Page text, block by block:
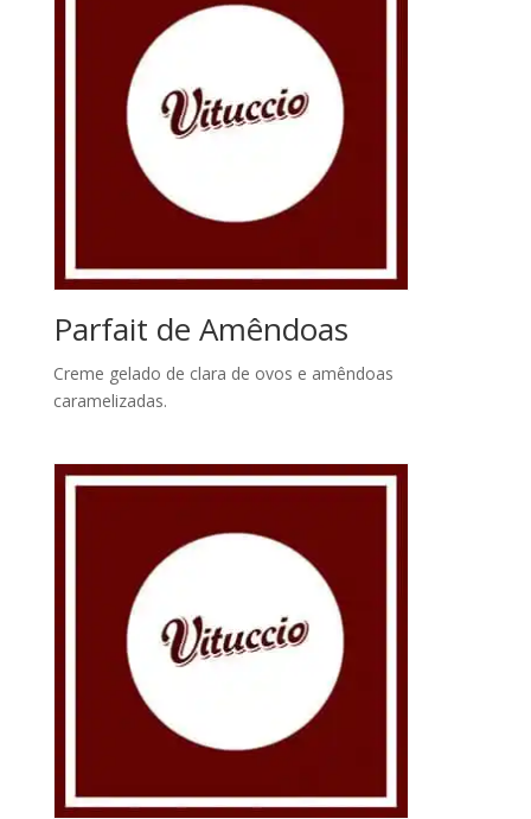
Parfait de Amêndoas
Creme gelado de clara de ovos e amêndoas
caramelizadas.